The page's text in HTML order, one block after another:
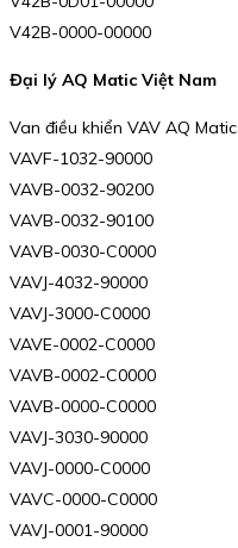
V42B-0000-00000
Đại lý AQ Matic Việt Nam
Van điều khiển VAV AQ Matic
VAVF-1032-90000
VAVB-0032-90200
VAVB-0032-90100
VAVB-0030-C0000
VAVJ-4032-90000
VAVJ-3000-C0000
VAVE-0002-C0000
VAVB-0002-C0000
VAVB-0000-C0000
VAVJ-3030-90000
VAVJ-0000-C0000
VAVC-0000-C0000
VAVJ-0001-90000